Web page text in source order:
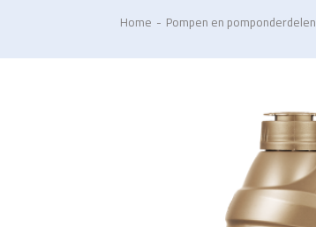
Home - Pompen en pomponderdelen